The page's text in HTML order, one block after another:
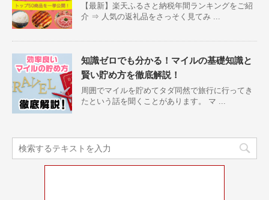
【最新】楽天ふるさと納税年間ランキングをご紹
介 ⇒ 人気の返礼品をさっそく見てみ ...
知識ゼロでも分かる！マイルの基礎知識と
賢い貯め方を徹底解説！
周囲でマイルを貯めてタダ同然で旅行に行ってき
たという話を聞くことがあります。 マ ...